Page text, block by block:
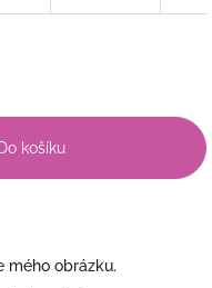
Do košíku
mého obrázku.